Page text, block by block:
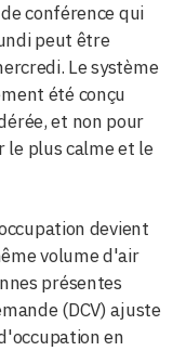
conférence qui
peut être
Le système
été conçu
et non pour
le plus calme et le
devient
volume d'air
présentes
(DCV) ajuste
en